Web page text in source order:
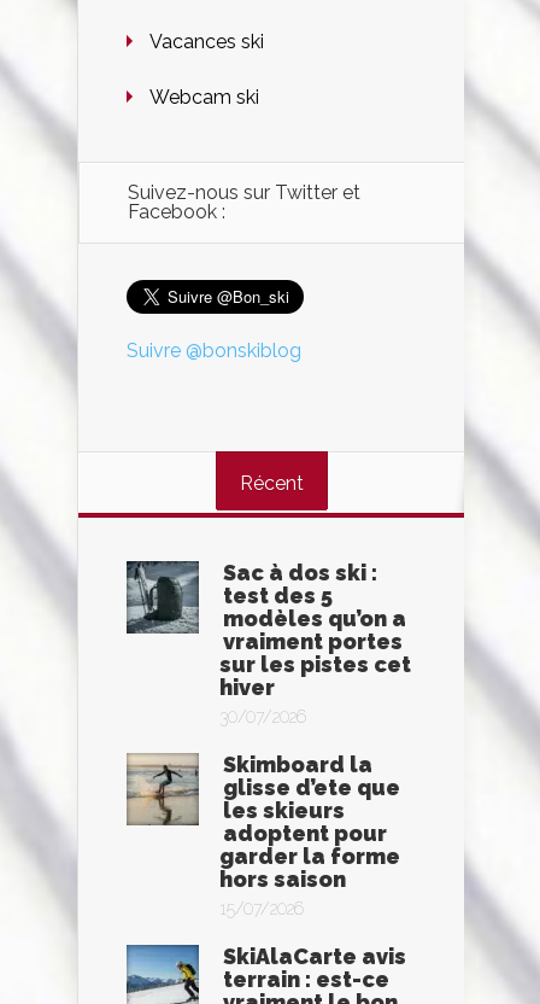
Vacances ski
Webcam ski
Suivez-nous sur Twitter et
Facebook :
Suivre @bonskiblog
Récent
Sac à dos ski :
test des 5
modèles qu’on a
vraiment portes
sur les pistes cet
hiver
30/07/2026
Skimboard la
glisse d’ete que
les skieurs
adoptent pour
garder la forme
hors saison
15/07/2026
SkiAlaCarte avis
terrain : est-ce